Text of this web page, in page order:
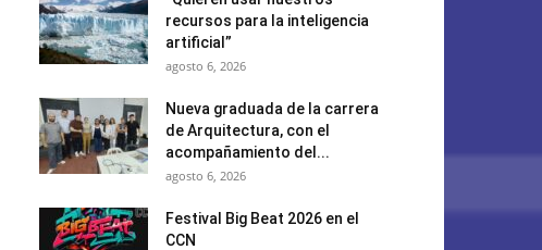
recursos para la inteligencia
artificial”
agosto 6, 2026
Nueva graduada de la carrera
de Arquitectura, con el
acompañamiento del...
agosto 6, 2026
Festival Big Beat 2026 en el
CCN